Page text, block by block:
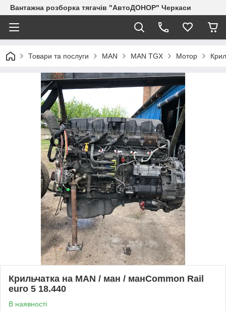
Вантажна розборка тягачів "АвтоДОНОР" Черкаси
Товари та послуги MAN MAN TGX Мотор
Крильчатка на MAN / ман / манCommon Rail
euro 5 18.440
В наявності